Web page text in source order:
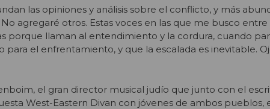
las opiniones y análisis sobre el conflicto, y más
No agregaré otros. Estas voces en las que me busco
porque llaman al entendimiento y la cordura, cuando
para el enfrentamiento, y que la escalada es inevitable.
el gran director musical judío que junto con el
West-Eastern Divan con jóvenes de ambos pueblos,